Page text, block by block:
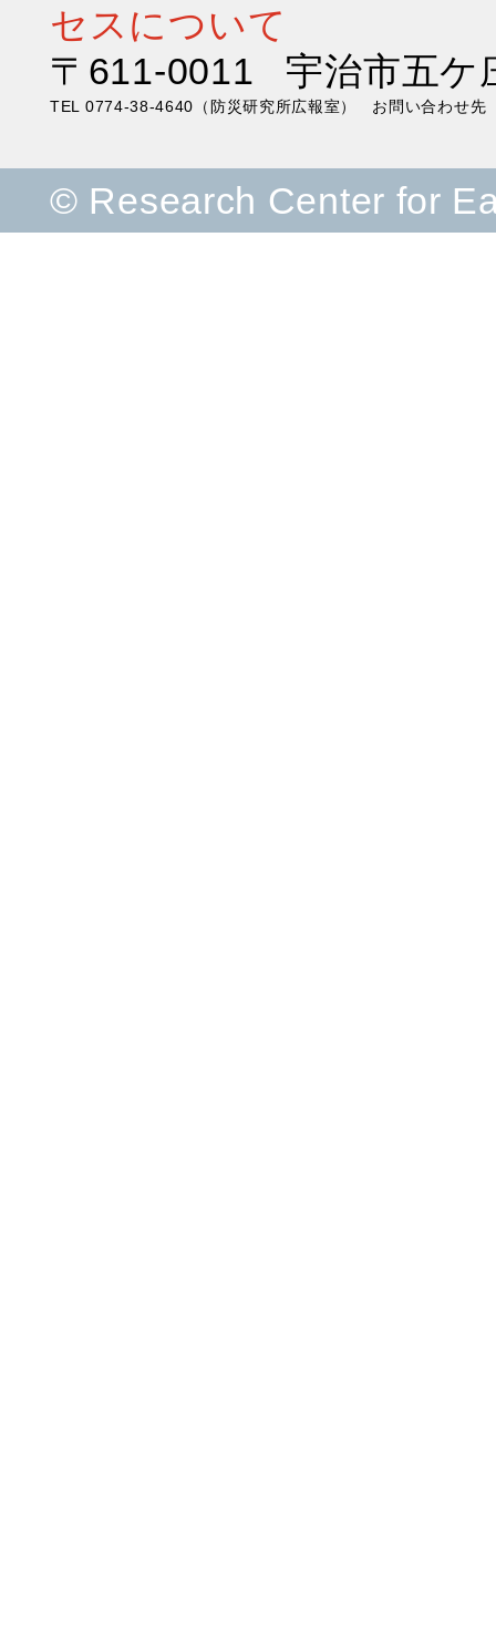
セスについて
〒611-0011 宇治市五ケ
TEL 0774-38-4640（防災研究所広報室） お問い合わせ先
© Research Center for